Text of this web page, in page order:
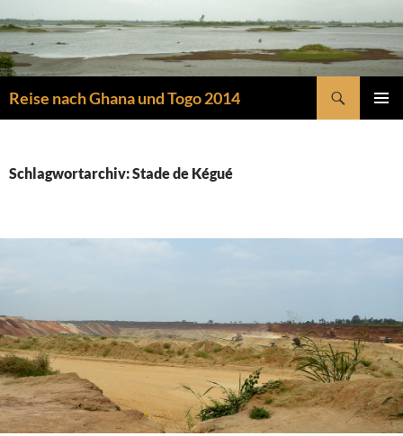
Inhalt
springen
Reise nach Ghana und Togo 2014
Schlagwortarchiv: Stade de Kégué